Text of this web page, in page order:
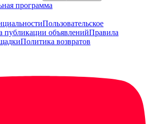
программа
Пользовательское
публикации объявленийПравила
Политика возвратов